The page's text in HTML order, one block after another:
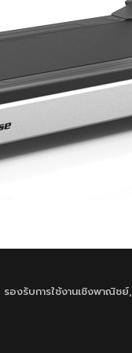
รองรับการใช้งานเชิงพาณิชย์,